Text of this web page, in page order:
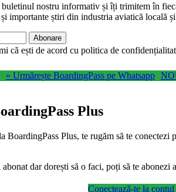
buletinul nostru informativ și îți trimitem în
importante știri din industria aviatică locală
Abonare
că ești de acord cu politica de
» Urmărește BoardingPass pe Whatsapp
Plus
BoardingPass Plus, te rugăm să te
dar dorești să o faci, poți să te
Conectează-te la contul